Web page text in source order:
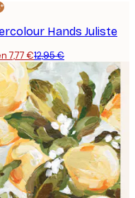
Hands Juliste
7,77 €12,95 €